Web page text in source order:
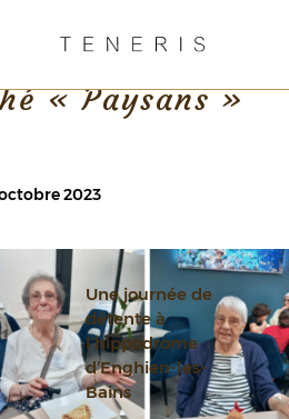
« Paysans »
2023
Une journée de
détente à
l’hippodrome
d’Enghien-les-
Bains